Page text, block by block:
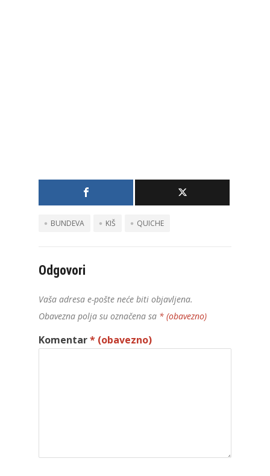
BUNDEVA KIŠ QUICHE
Odgovori
Vaša adresa e-pošte neće biti objavljena.
Obavezna polja su označena sa * (obavezno)
Komentar* (obavezno)